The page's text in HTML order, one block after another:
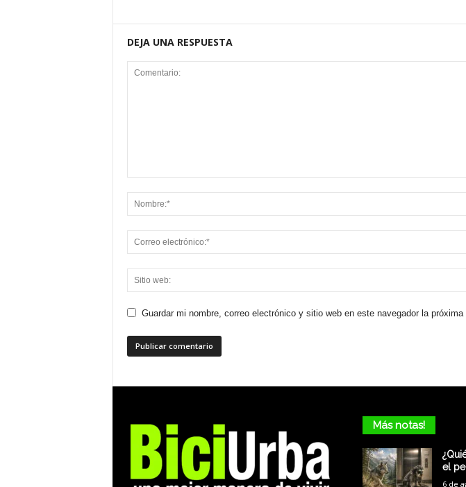
DEJA UNA RESPUESTA
Guardar mi nombre, correo electrónico y sitio web en este navegador la
Más notas!
el
6 de